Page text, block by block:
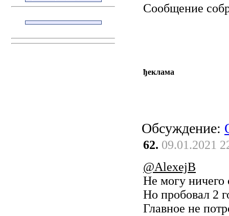
Сообщение
ђеклама
Обсуждение:
62. 09.01.2021
@AlexejB
Не могу ничего
Но пробовал 2
Главное не